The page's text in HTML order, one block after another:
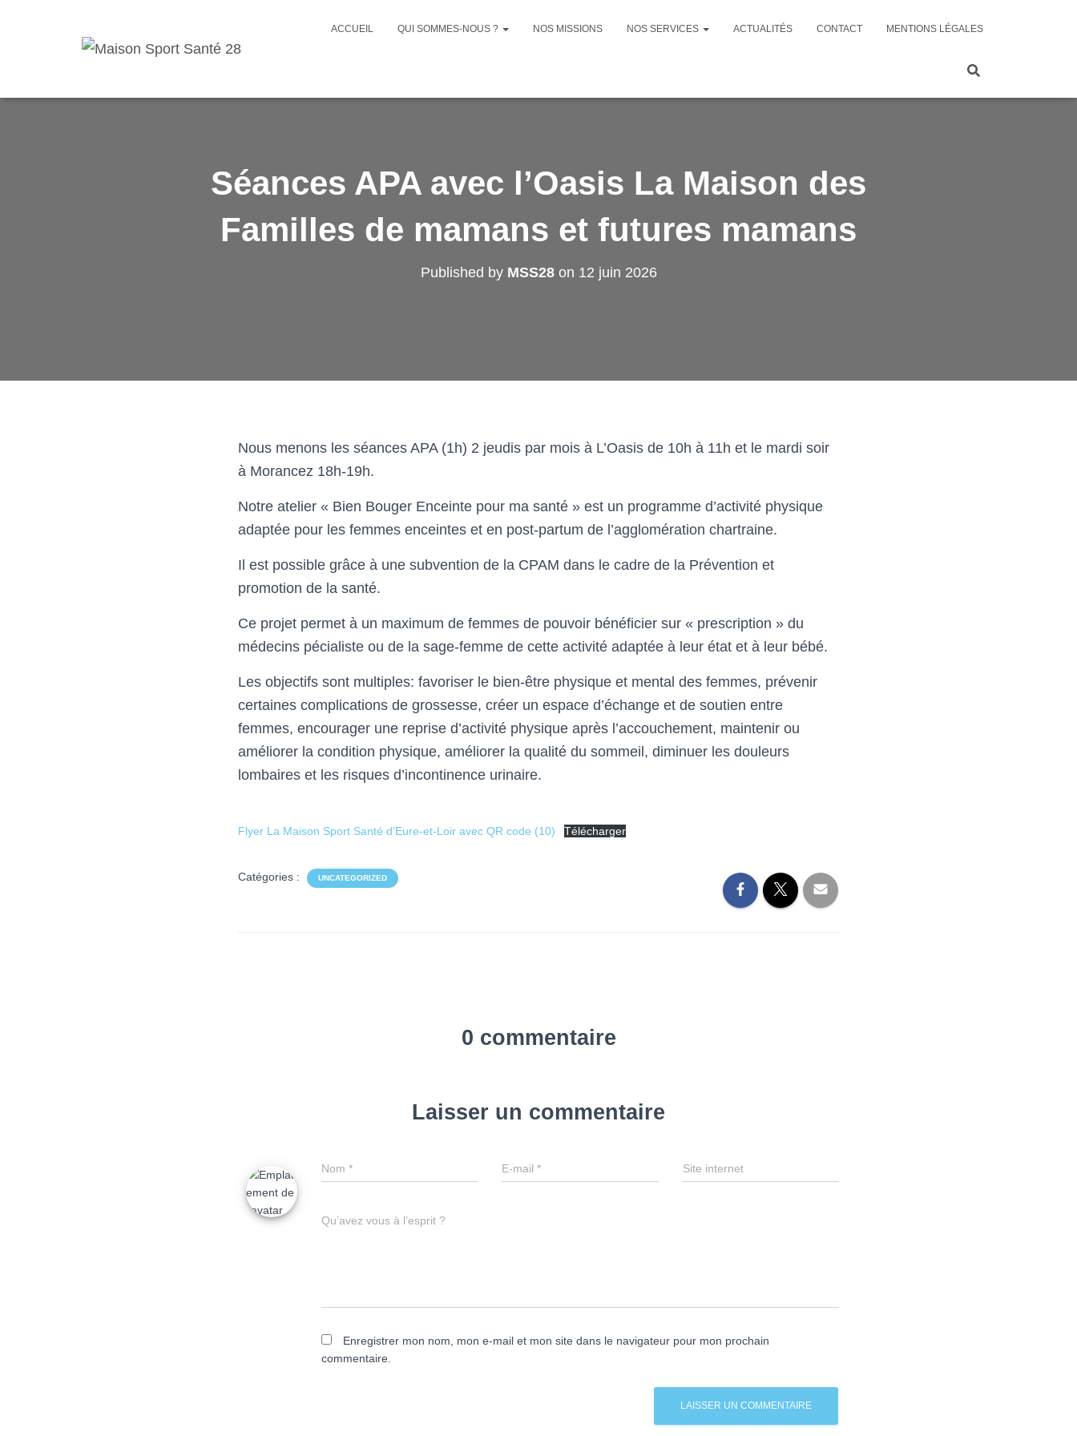
ACCUEIL QUI SOMMES-NOUS ? NOS MISSIONS NOS SERVICES ACTUALITÉS CONTACT MENTIONS LÉGALES
Séances APA avec l’Oasis La Maison des
Familles de mamans et futures mamans
Published by MSS28on 12 juin 2026
Nous menons les séances APA (1h) 2 jeudis par mois à L’Oasis de 10h à 11h et le mardi soir
à Morancez 18h-19h.
Notre atelier « Bien Bouger Enceinte pour ma santé » est un programme d’activité physique
adaptée pour les femmes enceintes et en post-partum de l’agglomération chartraine.
Il est possible grâce à une subvention de la CPAM dans le cadre de la Prévention et
promotion de la santé.
Ce projet permet à un maximum de femmes de pouvoir bénéficier sur « prescription » du
médecins pécialiste ou de la sage-femme de cette activité adaptée à leur état et à leur bébé.
Les objectifs sont multiples: favoriser le bien-être physique et mental des femmes, prévenir
certaines complications de grossesse, créer un espace d’échange et de soutien entre
femmes, encourager une reprise d’activité physique après l’accouchement, maintenir ou
améliorer la condition physique, améliorer la qualité du sommeil, diminuer les douleurs
lombaires et les risques d’incontinence urinaire.
Flyer La Maison Sport Santé d’Eure-et-Loir avec QR code (10) Télécharger
Catégories : UNCATEGORIZED
0 commentaire
Laisser un commentaire
Nom * E-mail* Site internet
Qu’avez vous à l’esprit ?
Enregistrer mon nom, mon e-mail et mon site dans le navigateur pour mon prochain
commentaire.